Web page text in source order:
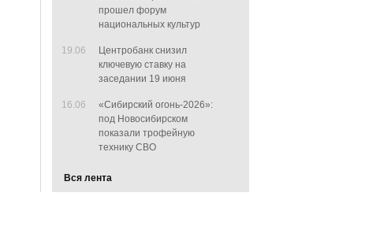
прошел форум
национальных культур
19.06
Центробанк снизил
ключевую ставку на
заседании 19 июня
16.06
«Сибирский огонь-2026»:
под Новосибирском
показали трофейную
технику СВО
Вся лента